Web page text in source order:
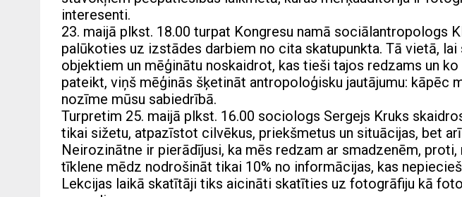
interesenti.
23. maijā plkst. 18.00 turpat Kongresu namā sociālantropologs
palūkoties uz izstādes darbiem no cita skatupunkta. Tā vietā,
objektiem un mēģinātu noskaidrot, kas tieši tajos redzams un
pateikt, viņš mēģinās šķetināt antropoloģisku jautājumu: kāpēc
nozīme mūsu sabiedrībā.
Turpretim 25. maijā plkst. 16.00 sociologs Sergejs Kruks
tikai sižetu, atpazīstot cilvēkus, priekšmetus un situācijas, bet
Neirozinātne ir pierādījusi, ka mēs redzam ar smadzenēm,
tīklene mēdz nodrošināt tikai 10% no informācijas, kas
Lekcijas laikā skatītāji tiks aicināti skatīties uz fotogrāfiju kā